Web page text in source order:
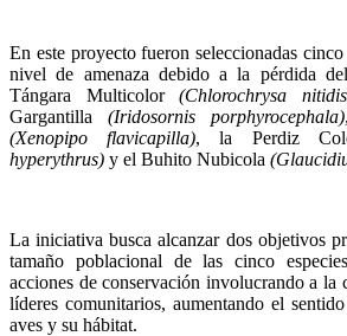
En este proyecto fueron seleccionadas
nivel de amenaza debido a la pérdida
Tángara Multicolor(Chlorochrysa
Gargantilla (Iridosornis porphyrocephala)
(Xenopipo flavicapilla), la Perdiz
hyperythrus) y el Buhito Nubicola
La iniciativa busca alcanzar dos objetivos
tamaño poblacional de las cinco
acciones de conservación involucrando a la
líderes comunitarios, aumentando el
aves y su hábitat.